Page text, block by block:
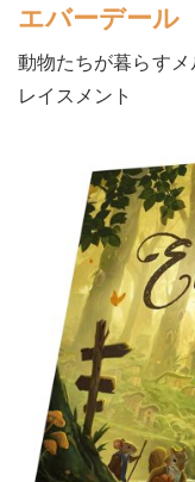
エバーデール
動物たちが暮らす
レイスメント